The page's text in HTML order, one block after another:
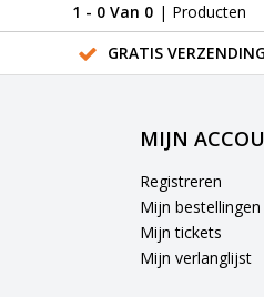
1 - 0 Van 0 | Producten
GRATIS
MIJN
Registreren
Mijn bestellingen
Mijn tickets
Mijn verlanglijst